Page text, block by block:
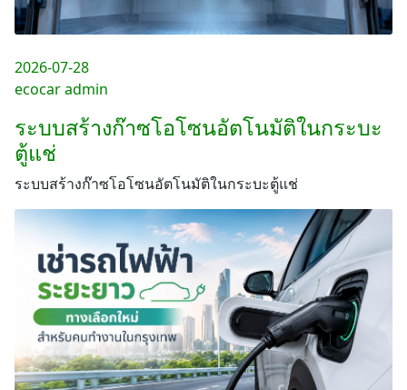
2026-07-28
ecocar admin
ระบบสร้างก๊าซโอโซนอัตโนมัติในกระบะ
ตู้แช่
ระบบสร้างก๊าซโอโซนอัตโนมัติในกระบะตู้แช่